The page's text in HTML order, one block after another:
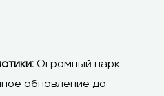
Огромный парк
обновление до